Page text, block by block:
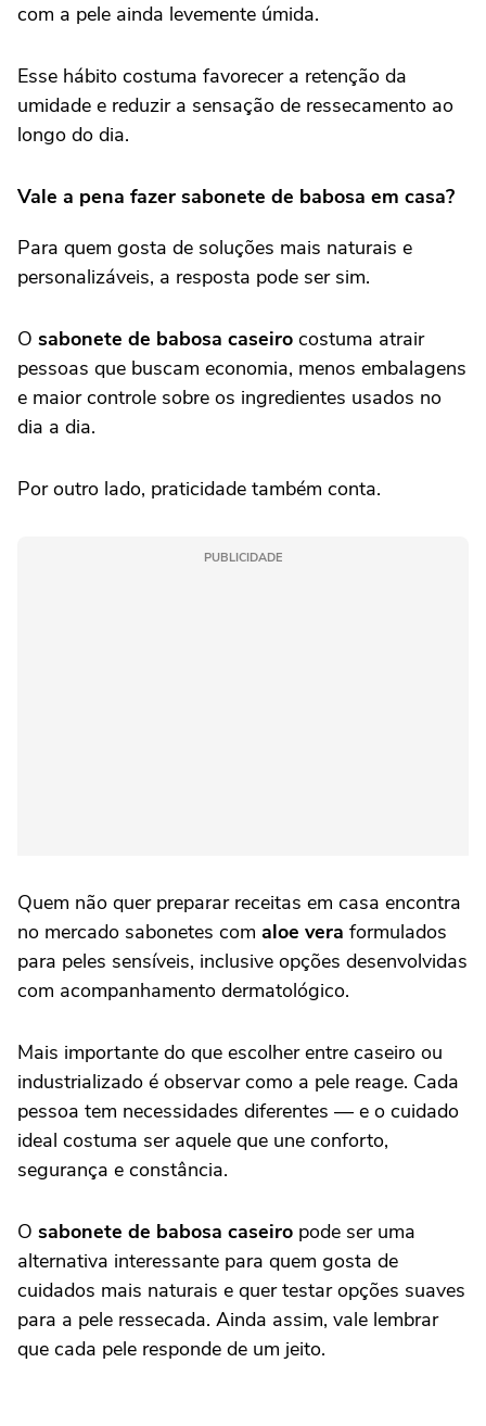
com a pele ainda levemente úmida.
Esse hábito costuma favorecer a retenção da
umidade e reduzir a sensação de ressecamento ao
longo do dia.
Vale a pena fazer sabonete de babosa em casa?
Para quem gosta de soluções mais naturais e
personalizáveis, a resposta pode ser sim.
O sabonete de babosa caseiro costuma atrair
pessoas que buscam economia, menos embalagens
e maior controle sobre os ingredientes usados no
dia a dia.
Por outro lado, praticidade também conta.
PUBLICIDADE
Quem não quer preparar receitas em casa encontra
no mercado sabonetes com aloe vera formulados
para peles sensíveis, inclusive opções desenvolvidas
com acompanhamento dermatológico.
Mais importante do que escolher entre caseiro ou
industrializado é observar como a pele reage. Cada
pessoa tem necessidades diferentes — e o cuidado
ideal costuma ser aquele que une conforto,
segurança e constância.
O sabonete de babosa caseiro pode ser uma
alternativa interessante para quem gosta de
cuidados mais naturais e quer testar opções suaves
para a pele ressecada. Ainda assim, vale lembrar
que cada pele responde de um jeito.